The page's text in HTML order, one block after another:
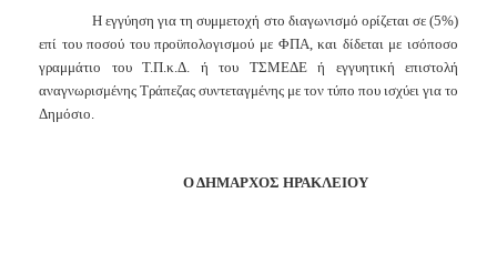
Η εγγύηση για τη συμμετοχή στο διαγωνισμό ορίζεται σε (5%)
επί του ποσού του προϋπολογισμού με ΦΠΑ, και δίδεται με ισόποσο
γραμμάτιο του Τ.Π.κ.Δ. ή του ΤΣΜΕΔΕ ή εγγυητική επιστολή
αναγνωρισμένης Τράπεζας συντεταγμένης με τον τύπο που ισχύει για το
Δημόσιο.
Ο ΔΗΜΑΡΧΟΣ ΗΡΑΚΛΕΙΟΥ